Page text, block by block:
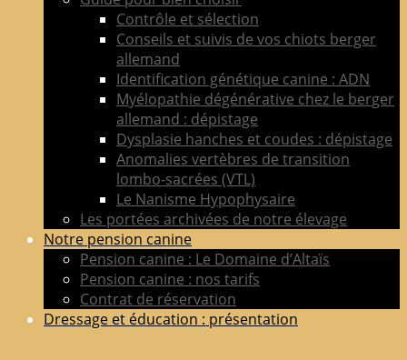
Contrôle et sélection
Conseils et suivis de vos chiots berger
allemand
Identification génétique canine : ADN
Myélopathie dégénérative chez le berger
allemand : dépistage
Dysplasie hanches et coudes : dépistage
Anomalies vertèbres de transition
lombo-sacrées (VTL)
Le Nanisme Hypophysaire
Les portées archivées de notre élevage
Notre pension canine
Pension canine : Le Domaine d’Altaïs
Pension canine : nos tarifs
Contrat de réservation
Dressage et éducation : présentation